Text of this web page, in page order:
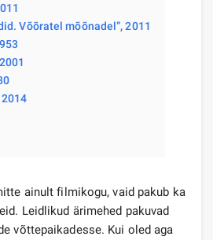
Võõratel mõõnadel”, 2011
ainult filmikogu, vaid pakub ka
Leidlikud ärimehed pakuvad
võttepaikadesse. Kui oled aga